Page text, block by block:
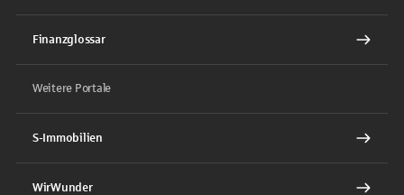
Finanzglossar
Weitere Portale
S-Immobilien
WirWunder